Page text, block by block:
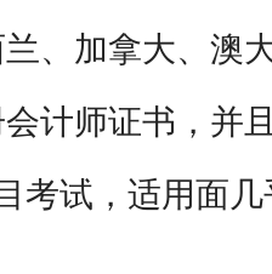
、加拿大、澳
计师证书，并
考试，适用面